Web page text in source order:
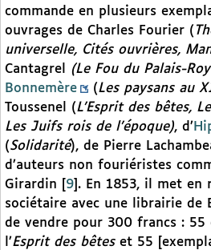
commande en plusieurs
ouvrages de Charles Fourier (
universelle, Cités ouvrières,
Cantagrel (Le Fou du Palais-
Bonnemère
(Les paysans au
Toussenel (L’Esprit des bêtes,
Les Juifs rois de l’époque), d’
(Solidarité), de Pierre
d’auteurs non fouriéristes
Girardin
9 . En 1853, il met en
sociétaire avec une librairie de
de vendre pour 300 francs : 55
l’Esprit des bêtes et 55